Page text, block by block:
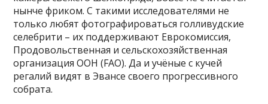
нынче фриком. С такими исследователями не
только любят фотографироваться голливудские
селебрити – их поддерживают Еврокомиссия,
Продовольственная и сельскохозяйственная
организация ООН (FAO). Да и учёные с кучей
регалий видят в Эвансе своего прогрессивного
собрата.